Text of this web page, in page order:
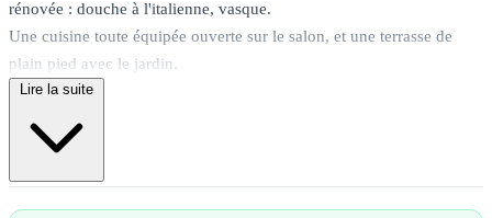
rénovée : douche à l'italienne, vasque.
Une cuisine toute équipée ouverte sur le salon, et une terrasse de
plain pied avec le jardin.
Accès wifi.
aménagées eau de grande qualité.
Lire la suite